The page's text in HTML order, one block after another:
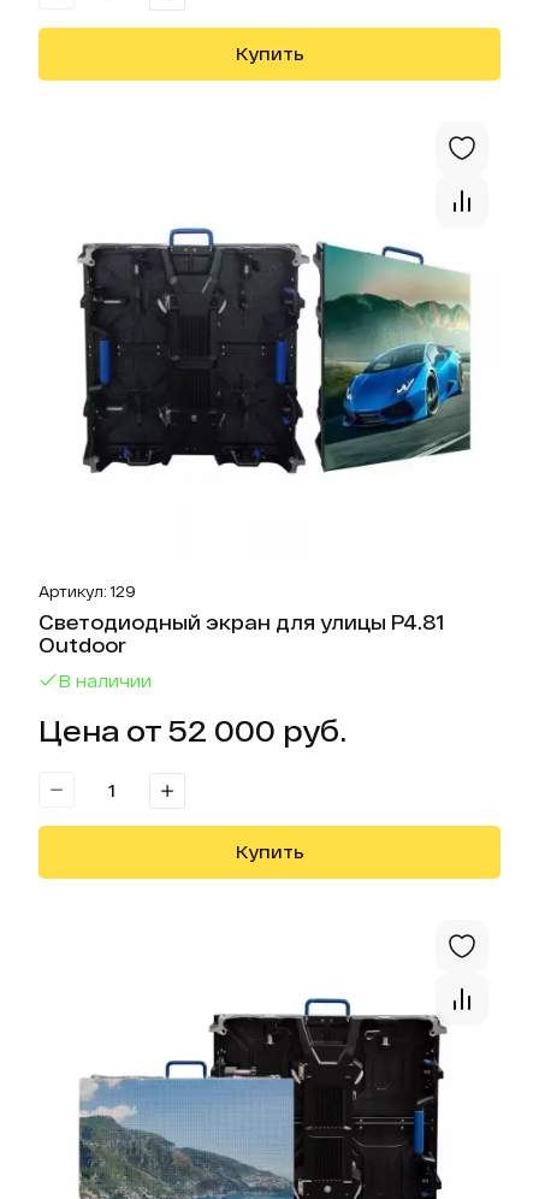
Купить
Артикул: 129
Светодиодный экран для улицы P4.81
Outdoor
В наличии
Цена от 52 000 руб.
Купить